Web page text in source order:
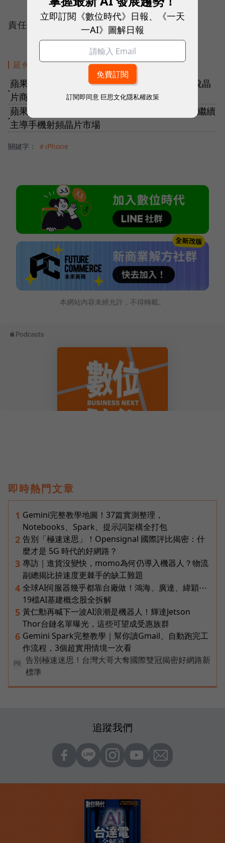
責任編輯：傅珮晴
延伸閱讀
●
蘋果密謀2025年淘汰博通晶片！庫克想逐步擺脫晶
片商依賴，可能嗎？
●
蘋果iPhone SE 4難產，高通暗爽！2024前可望繼續
主導手機射頻晶片市場
關鍵字： ＃iPhone
本網站內容未經允許，不得轉載。
即時熱門文章
1 Gemini完整教學地圖！37篇實測整理，
Notebooks、Spark、提示詞架構全打包
2 告別「極速迷思」！Opensignal 國際評比揭密：什
麼才是 5G 時代的好網路？
3 專訪｜進貨沒變快，momo為何仍導入機器人？物流
副總揭比拚速度更棘手的缺工難題
4 全球AI伺服器幾乎都靠台廠做！鴻海、廣達、緯穎⋯
19檔AI基建概念股全拆解
5 黃仁勳再喊下一波AI浪潮是機器人！輝達Jetson
Thor台鏈名單曝光，這些可望成受惠族群
6 Gemini Spark完整教學｜幫你讀Gmail、自動跑完工
作流程，3個超實用情境一次看
PR
告別極速迷思！台灣大哥大奪國際雙冠揭密好網路新
標準
追蹤我們
立即訂閱《數位時代》日報、《一天
一AI》圖解日報
訂閱即同意 巨思文化隱私權政策